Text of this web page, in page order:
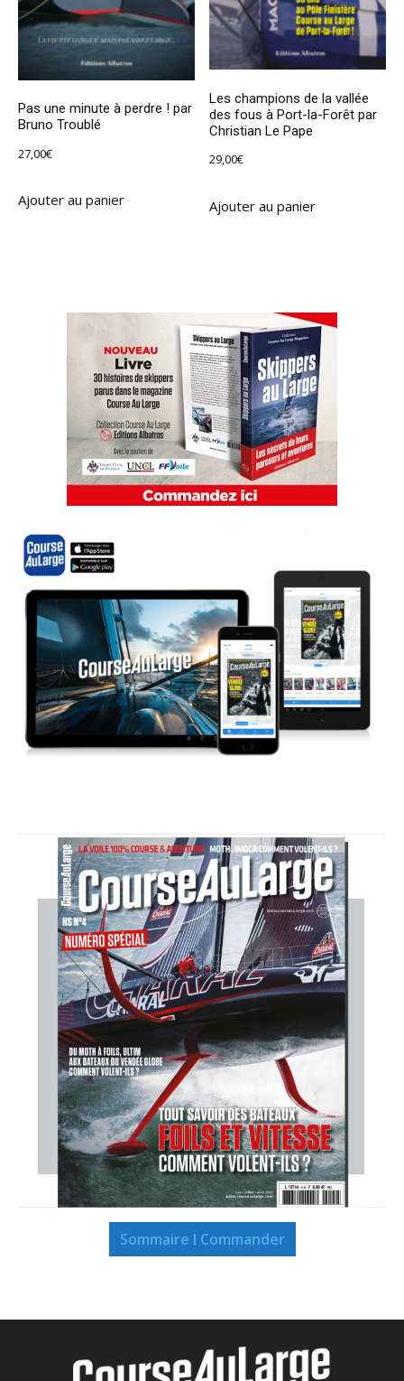
Pas une minute à perdre ! par
Bruno Troublé
27,00€
Ajouter au panier
Les champions de la vallée
des fous à Port-la-Forêt par
Christian Le Pape
29,00€
Ajouter au panier
Sommaire I Commander